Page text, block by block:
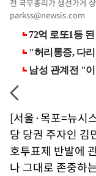
전 국무총리가 생선가게
parkss@newsis.com
[서울·목포=뉴시
당 당권 주자인 김
호투표제 반발에
나 그대로 존중하